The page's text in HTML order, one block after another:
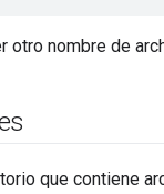
otro nombre de
que contiene